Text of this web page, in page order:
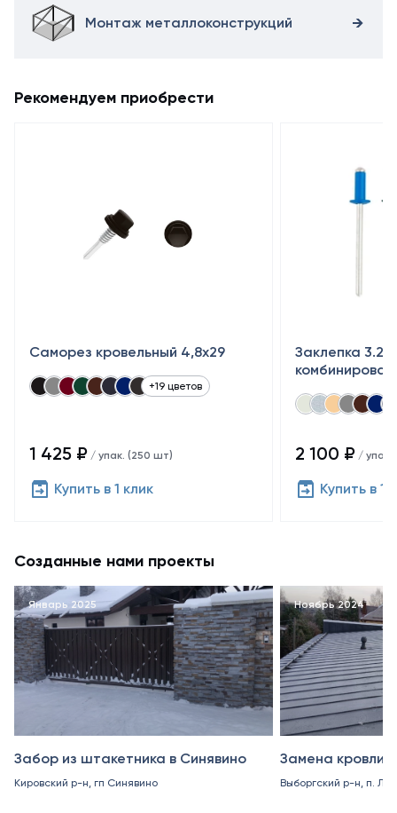
Монтаж металлоконструкций
Рекомендуем приобрести
Саморез кровельный 4,8x29
+19 цветов
1 425 ₽ / упак. (250 шт)
Купить в 1 клик
Заклепка
2 100 ₽ / упак.
Купить в 1
Созданные нами проекты
Январь 2025
Забор из штакетника в Синявино
Кировский р-н, гп Синявино
Ноябрь 2024
Замена кровли
Выборгский р-н, п.